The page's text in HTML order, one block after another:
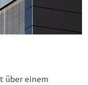
über einem